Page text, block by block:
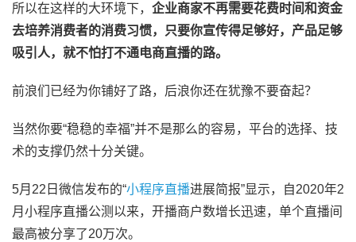
所以在这样的大环境下， 企业商家不再需要花费时间和资金
去培养消费者的消费习惯，只要你宣传得足够好，产品足够
吸引人，就不怕打不通电商直播的路。
前浪们已经为你铺好了路，后浪你还在犹豫不要奋起？
当然你要“稳稳的幸福”并不是那么的容易，平台的选择、技
术的支撑仍然十分关键。
5月22日微信发布的“小程序直播进展简报”显示，自2020年2
月小程序直播公测以来，开播商户数增长迅速，单个直播间
最高被分享了20万次。